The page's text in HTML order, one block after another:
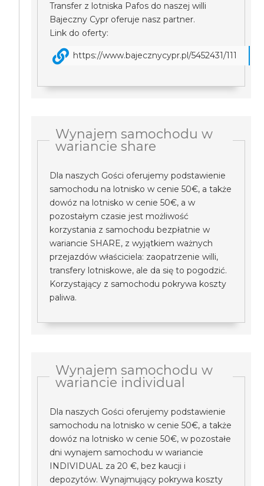
Transfer z lotniska Pafos do naszej willi
Bajeczny Cypr oferuje nasz partner.
Link do oferty:
https://www.bajecznycypr.pl/5452431/111
Wynajem samochodu w
wariancie share
Dla naszych Gości oferujemy podstawienie
samochodu na lotnisko w cenie 50€, a także
dowóz na lotnisko w cenie 50€, a w
pozostałym czasie jest możliwość
korzystania z samochodu bezpłatnie w
wariancie SHARE, z wyjątkiem ważnych
przejazdów właściciela: zaopatrzenie willi,
transfery lotniskowe, ale da się to pogodzić.
Korzystający z samochodu pokrywa koszty
paliwa.
Wynajem samochodu w
wariancie individual
Dla naszych Gości oferujemy podstawienie
samochodu na lotnisko w cenie 50€, a także
dowóz na lotnisko w cenie 50€, w pozostałe
dni wynajem samochodu w wariancie
INDIVIDUAL za 20 €, bez kaucji i
depozytów. Wynajmujący pokrywa koszty